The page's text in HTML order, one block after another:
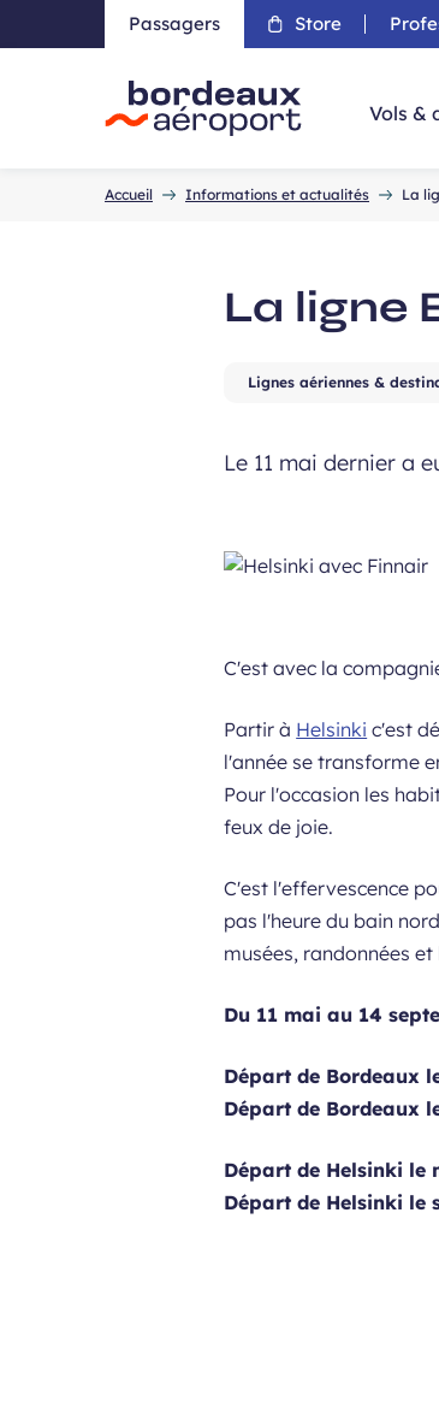
Passagers Store
Vols &
Accueil Informations et actualités La
La ligne
Lignes aériennes &
Le 11 mai dernier a
C'est avec la
Partir à Helsinki c'est
l'année se transforme
Pour l'occasion les
feux de joie.
C'est l'effervescence
pas l'heure du bain
musées, randonnées
Du 11 mai au 14
Départ de Bordeaux
Départ de Bordeaux
Départ de Helsinki le
Départ de Helsinki le